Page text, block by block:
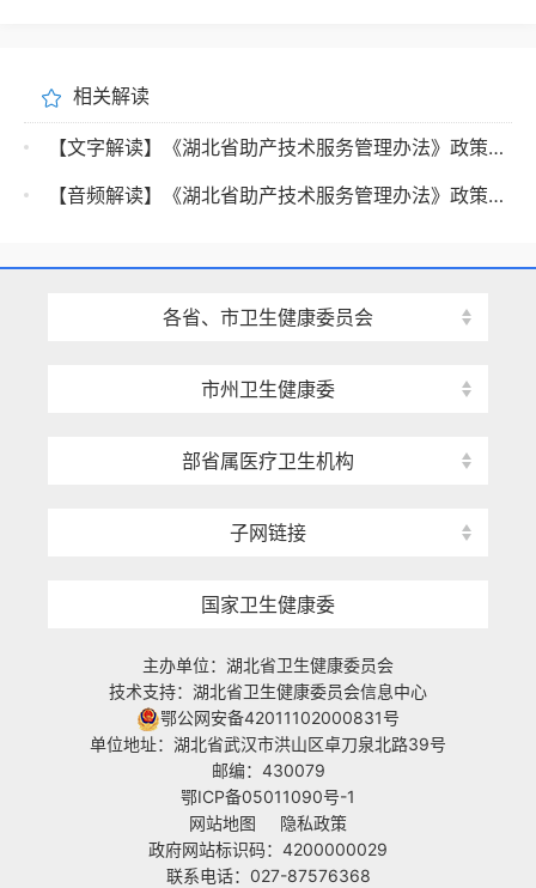
相关解读
【文字解读】《湖北省助产技术服务管理办法》政策解读
【音频解读】《湖北省助产技术服务管理办法》政策解读
各省、市卫生健康委员会
市州卫生健康委
部省属医疗卫生机构
子网链接
国家卫生健康委
主办单位：湖北省卫生健康委员会
技术支持：湖北省卫生健康委员会信息中心
鄂公网安备42011102000831号
单位地址：湖北省武汉市洪山区卓刀泉北路39号
邮编：430079
鄂ICP备05011090号-1
网站地图
隐私政策
政府网站标识码：4200000029
联系电话：027-87576368